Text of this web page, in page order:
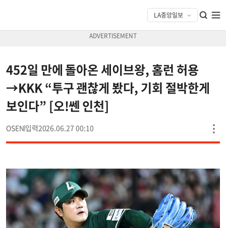
452일 만에 돌아온 세이브왕, 홈런 허용
→KKK “투구 괜찮게 봤다, 기회 절박한게
보인다” [오!쎈 인천]
OSEN 2026.06.27 00:10